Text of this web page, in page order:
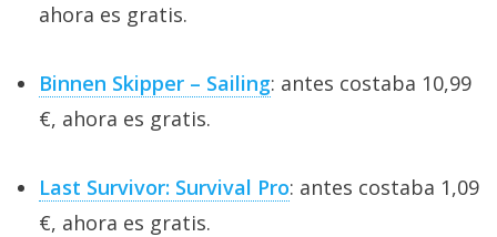
ahora es gratis.
Binnen Skipper – Sailing: antes costaba 10,99
€, ahora es gratis.
Last Survivor: Survival Pro: antes costaba 1,09
€, ahora es gratis.